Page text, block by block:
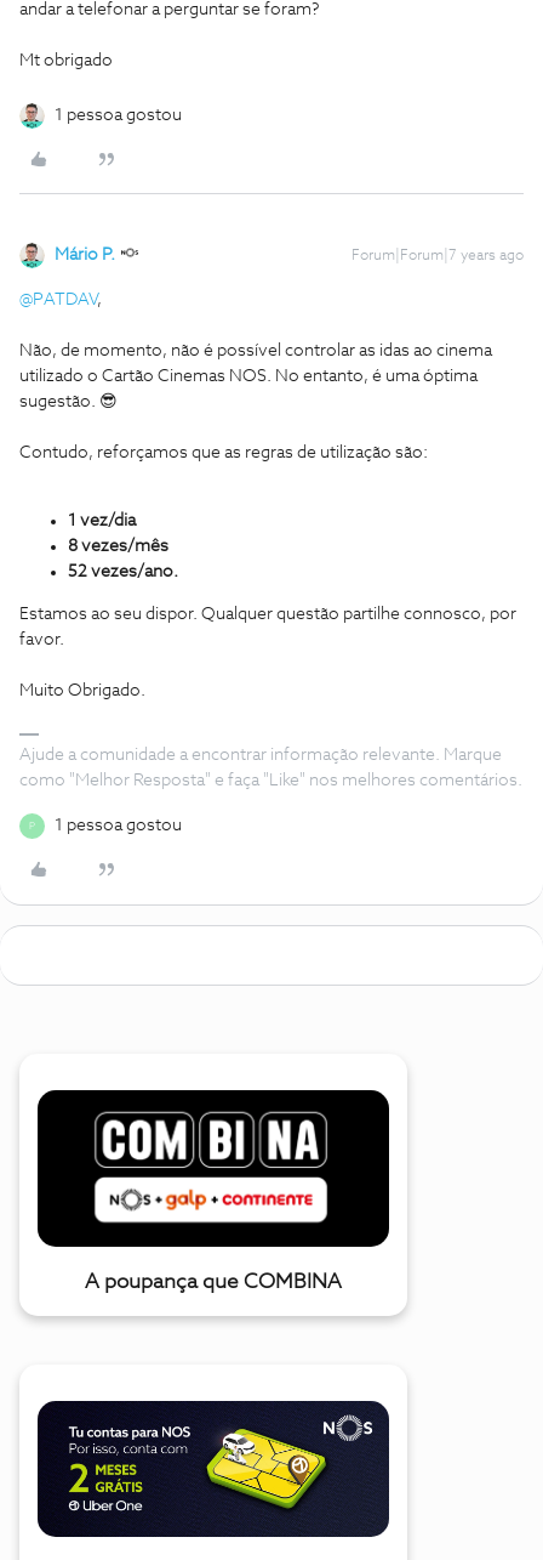
andar a telefonar a perguntar se foram?
Mt obrigado
1 pessoa gostou
Mário P. Forum|Forum|7 years ago
@PATDAV,
Não, de momento, não é possível controlar as idas ao cinema
utilizado o Cartão Cinemas NOS. No entanto, é uma óptima
sugestão. 😎
Contudo, reforçamos que as regras de utilização são:
1 vez/dia
8 vezes/mês
52 vezes/ano.
Estamos ao seu dispor. Qualquer questão partilhe connosco, por
favor.
Muito Obrigado.
Ajude a comunidade a encontrar informação relevante. Marque
como "Melhor Resposta" e faça "Like" nos melhores comentários.
P 1 pessoa gostou
A poupança que COMBINA